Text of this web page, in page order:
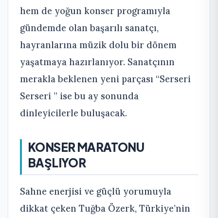
hem de yoğun konser programıyla
gündemde olan başarılı sanatçı,
hayranlarına müzik dolu bir dönem
yaşatmaya hazırlanıyor. Sanatçının
merakla beklenen yeni parçası “Serseri
Serseri ” ise bu ay sonunda
dinleyicilerle buluşacak.
KONSER MARATONU
BAŞLIYOR
Sahne enerjisi ve güçlü yorumuyla
dikkat çeken Tuğba Özerk, Türkiye’nin